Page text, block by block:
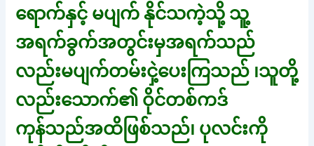
ရောက်နှင့် မပျက် နိုင်သကဲ့သို့ သူ့
အရက်ခွက်အတွင်းမှအရက်သည်
လည်းမပျက်တမ်းငှဲ့ပေးကြသည် ၊သူတို့
လည်းသောက်၏ ဝိုင်တစ်ကဒ်
ကုန်သည်အထိဖြစ်သည်၊ ပုလင်းကို